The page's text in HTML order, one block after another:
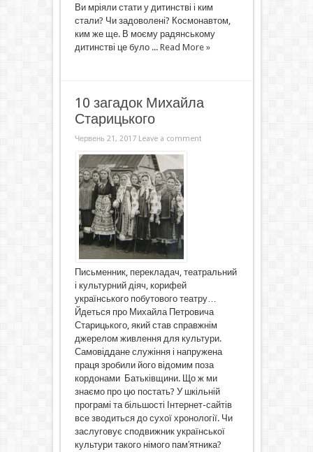
Ви мріяли стати у дитинстві і ким
стали? Чи задоволені? Космонавтом,
ким же ще. В моєму радянському
дитинстві це було ... Read More »
10 загадок Михайла
Старицького
Червень 21, 2017 Leave a comment
Письменник, перекладач, театральний
і культурний діяч, корифей
українського побутового театру…
Йдеться про Михайла Петровича
Старицького, який став справжнім
джерелом живлення для культури.
Самовіддане служіння і напружена
праця зробили його відомим поза
кордонами Батьківщини. Що ж ми
знаємо про цю постать? У шкільній
програмі та більшості Інтернет-сайтів
все зводиться до сухої хронології. Чи
заслуговує сподвижник української
культури такого німого пам′ятника?